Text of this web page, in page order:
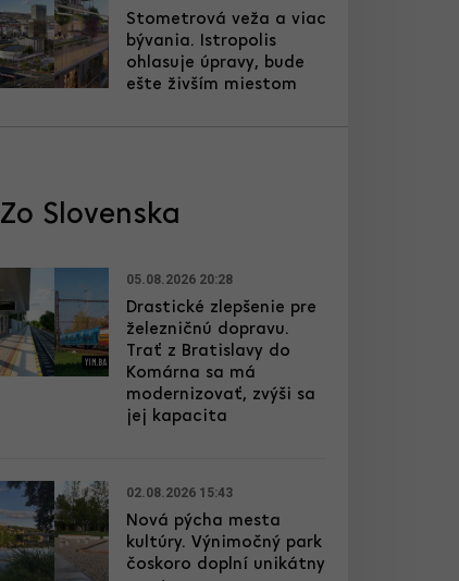
Stometrová veža a viac
bývania. Istropolis
ohlasuje úpravy, bude
ešte živším miestom
Zo Slovenska
05.08.2026 20:28
Drastické zlepšenie pre
železničnú dopravu.
Trať z Bratislavy do
Komárna sa má
modernizovať, zvýši sa
jej kapacita
02.08.2026 15:43
Nová pýcha mesta
kultúry. Výnimočný park
čoskoro doplní unikátny